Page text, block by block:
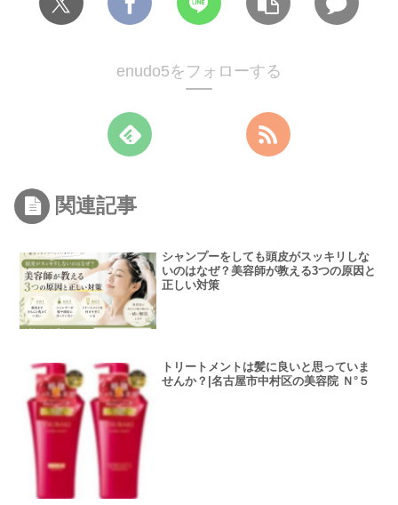
enudo5をフォローする
関連記事
シャンプーをしても頭皮がスッキリしな
いのはなぜ？美容師が教える3つの原因と
正しい対策
トリートメントは髪に良いと思っていま
せんか？|名古屋市中村区の美容院 Ｎ°５